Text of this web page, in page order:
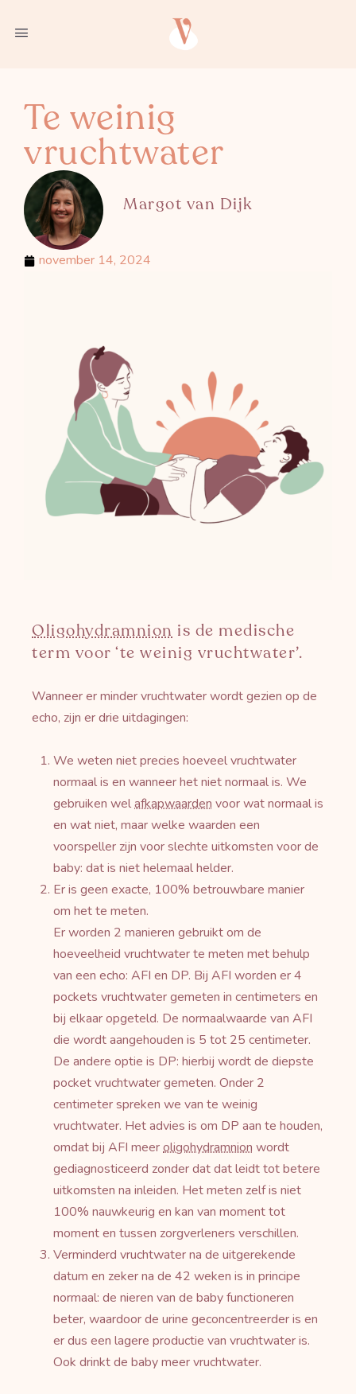
Te weinig
vruchtwater
Margot van Dijk
november 14, 2024
Oligohydramnion is de medische
term voor ‘te weinig vruchtwater’.
Wanneer er minder vruchtwater wordt gezien op de
echo, zijn er drie uitdagingen:
We weten niet precies hoeveel vruchtwater
normaal is en wanneer het niet normaal is. We
gebruiken welafkapwaarden voor wat normaal is
en wat niet, maar welke waarden een
voorspeller zijn voor slechte uitkomsten voor de
baby: dat is niet helemaal helder.
Er is geen exacte, 100% betrouwbare manier
om het te meten.
Er worden 2 manieren gebruikt om de
hoeveelheid vruchtwater te meten met behulp
van een echo: AFI en DP. Bij AFI worden er 4
pockets vruchtwater gemeten in centimeters en
bij elkaar opgeteld. De normaalwaarde van AFI
die wordt aangehouden is 5 tot 25 centimeter.
De andere optie is DP: hierbij wordt de diepste
pocket vruchtwater gemeten. Onder 2
centimeter spreken we van te weinig
vruchtwater. Het advies is om DP aan te houden,
omdat bij AFI meeroligohydramnion wordt
gediagnosticeerd zonder dat dat leidt tot betere
uitkomsten na inleiden. Het meten zelf is niet
100% nauwkeurig en kan van moment tot
moment en tussen zorgverleners verschillen.
Verminderd vruchtwater na de uitgerekende
datum en zeker na de 42 weken is in principe
normaal: de nieren van de baby functioneren
beter, waardoor de urine geconcentreerder is en
er dus een lagere productie van vruchtwater is.
Ook drinkt de baby meer vruchtwater.